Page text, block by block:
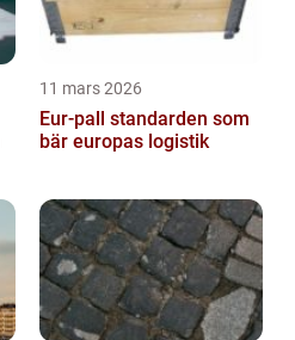
11 mars 2026
Eur-pall standarden som
bär europas logistik